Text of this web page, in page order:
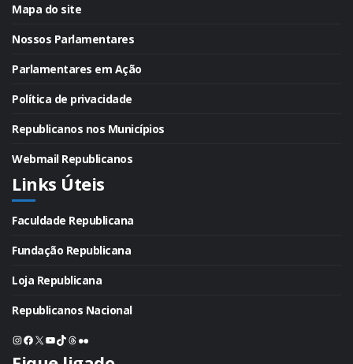
Mapa do site
Nossos Parlamentares
Parlamentares em Ação
Política de privacidade
Republicanos nos Municípios
Webmail Republicanos
Links Úteis
Faculdade Republicana
Fundação Republicana
Loja Republicana
Republicanos Nacional
Instagram
Facebook
X Youtube
TikTok
Threads
Flickr